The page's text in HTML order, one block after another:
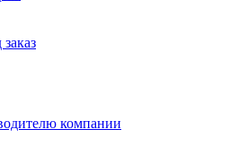
компании